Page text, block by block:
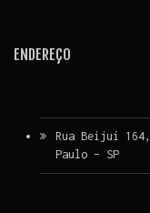
ENDEREÇO
Rua Beijuí
Paulo – SP